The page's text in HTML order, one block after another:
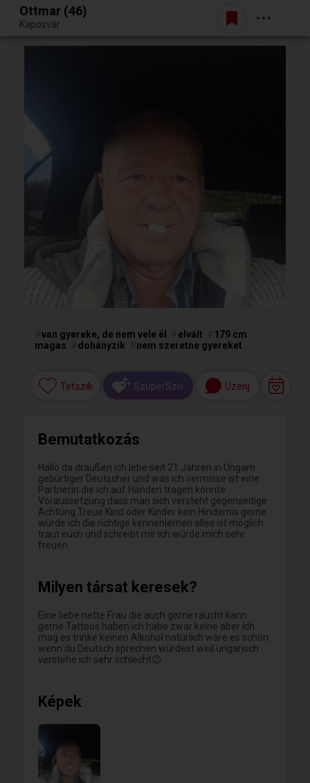
Egy jó randiból bármi lehet.
Belépés
Ottmar (46)
Kaposvár
van gyereke, de nem vele él elvált
179 cm
magas
dohányzik nem szeretne gyereket
Tetszik SzuperSzív Üzenj
Bemutatkozás
Hallo da draußen ich lebe seit 21 Jahren in Ungarn
gebürtiger Deutscher und was ich vermisse ist eine
Partnerin die ich auf Händen tragen könnte
Voraussetzung dass man sich versteht gegenseitige
Achtung Treue Kind oder Kinder kein Hindernis gerne
würde ich die richtige kennenlernen alles ist möglich
traut euch und schreibt mir ich würde mich sehr
freuen
Milyen társat keresek?
Eine liebe nette Frau die auch gerne raucht kann
gerne Tattoos haben ich habe zwar keine aber ich
mag es trinke keinen Alkohol natürlich wäre es schön
wenn du Deutsch sprechen würdest weil ungarisch
verstehe ich sehr schlecht😉
Képek